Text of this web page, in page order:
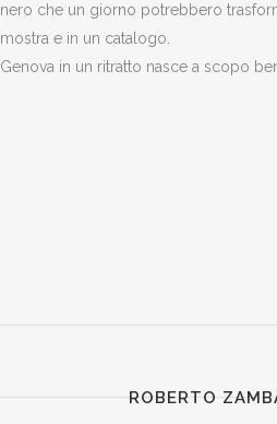
nero che un giorno potrebbero
mostra e in un catalogo.
Genova in un ritratto nasce a scopo
ROBERTO